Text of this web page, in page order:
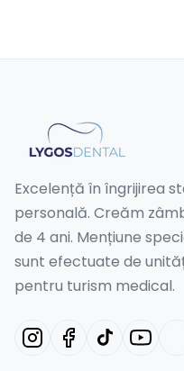
Excelență în îngrijirea
personală. Creăm
de 4 ani. Mențiune
sunt efectuate de
pentru turism medical.